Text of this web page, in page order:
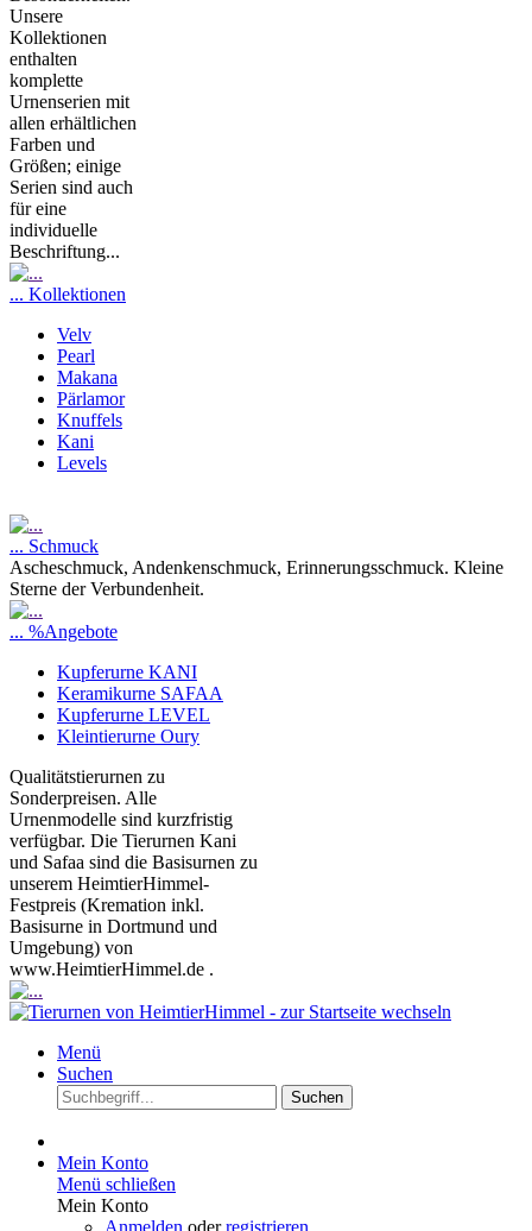
Unsere
Kollektionen
enthalten
komplette
Urnenserien mit
allen erhältlichen
Farben und
Größen; einige
Serien sind auch
für eine
individuelle
Beschriftung...
... Kollektionen
Velv
Pearl
Makana
Pärlamor
Knuffels
Kani
Levels
... Schmuck
Ascheschmuck, Andenkenschmuck, Erinnerungsschmuck. Kleine
Sterne der Verbundenheit.
... %Angebote
Kupferurne KANI
Keramikurne SAFAA
Kupferurne LEVEL
Kleintierurne Oury
Qualitätstierurnen zu
Sonderpreisen. Alle
Urnenmodelle sind kurzfristig
verfügbar. Die Tierurnen Kani
und Safaa sind die Basisurnen zu
unserem HeimtierHimmel-
Festpreis (Kremation inkl.
Basisurne in Dortmund und
Umgebung) von
www.HeimtierHimmel.de .
Menü
Suchen
Suchen
Mein Konto
Menü schließen
Mein Konto
Anmelden oderregistrieren